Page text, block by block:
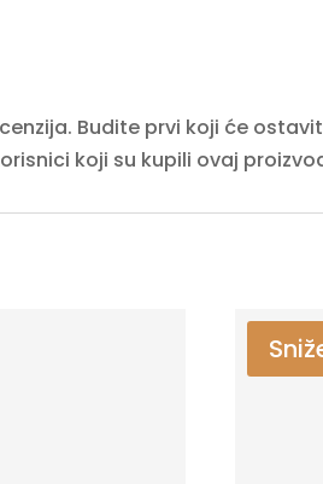
Budite prvi koji će
koji su kupili ovaj